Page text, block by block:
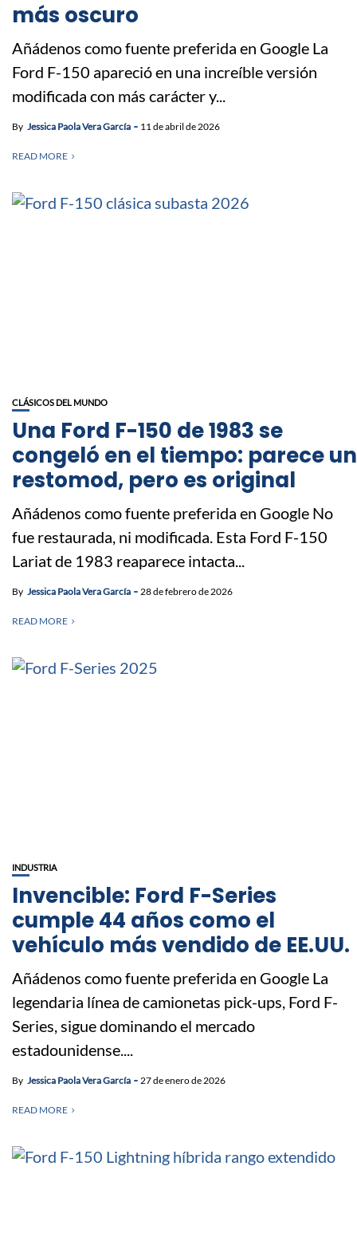
más oscuro
Añádenos como fuente preferida en Google La
Ford F-150 apareció en una increíble versión
modificada con más carácter y...
By Jessica Paola Vera García 11 de abril de 2026
READ MORE
CLÁSICOS DEL MUNDO
Una Ford F-150 de 1983 se
congeló en el tiempo: parece un
restomod, pero es original
Añádenos como fuente preferida en Google No
fue restaurada, ni modificada. Esta Ford F-150
Lariat de 1983 reaparece intacta...
By Jessica Paola Vera García 28 de febrero de 2026
READ MORE
INDUSTRIA
Invencible: Ford F-Series
cumple 44 años como el
vehículo más vendido de EE.UU.
Añádenos como fuente preferida en Google La
legendaria línea de camionetas pick-ups, Ford F-
Series, sigue dominando el mercado
estadounidense....
By Jessica Paola Vera García 27 de enero de 2026
READ MORE